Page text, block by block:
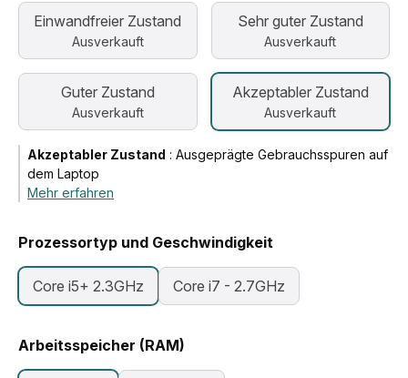
Einwandfreier Zustand
Ausverkauft
Sehr guter Zustand
Ausverkauft
Guter Zustand
Ausverkauft
Akzeptabler Zustand
Ausverkauft
Akzeptabler Zustand : Ausgeprägte Gebrauchsspuren auf
dem Laptop
Mehr erfahren
Prozessortyp und Geschwindigkeit
Core i5+ 2.3GHz Core i7 - 2.7GHz
Arbeitsspeicher (RAM)